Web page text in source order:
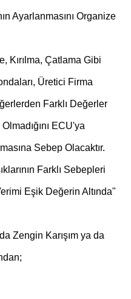
Ayarlanmasını Organize
Kırılma, Çatlama Gibi
Üretici Firma
Farklı Değerler
ECU'ya
Sebep Olacaktır.
Farklı Sebepleri
Eşik Değerin Altında"
Zengin Karışım ya da